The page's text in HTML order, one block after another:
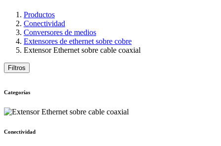
Productos
Conectividad
Conversores de medios
Extensores de ethernet sobre cobre
Extensor Ethernet sobre cable coaxial
Filtros
Categorías
Conectividad